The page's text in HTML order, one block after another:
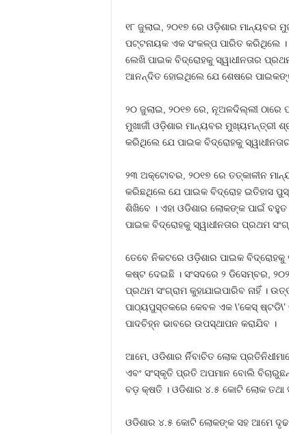
୧୮ ଜୁଲାଇ, ୨୦୧୭ ରେ ଓଡ଼ିଶାର ମାନ୍ୟବର
ପଟ୍ଟନାୟକ ଏକ ସଂକଳ୍ପ ପାରିତ କରିଥିଲେ ।
ଲେଖି ପାଇକ ବିଦ୍ରୋହକୁ ସ୍ୱାଧୀନତାର
ଆନନ୍ଦିତ ହୋଇଥିଲେ ଯେ ଶେଷରେ
୨୦ ଜୁଲାଇ, ୨୦୧୭ ରେ, ନୂଅଳଦିଲ୍ଲୀ ଠାରେ
ମୁଖାର୍ଜୀ ଓଡ଼ିଶାର ମାନ୍ୟବର
କରିଥିଲେ ଯେ ପାଇକ ବିଦ୍ରୋହକୁ
୨୩ ଅକ୍ଟୋବର, ୨୦୧୭ ରେ ତତ୍କାଳୀନ
କରିଛଥିଲେ ଯେ ପାଇକ ବିଦ୍ରୋହ ଇତିହାସ
ଶିଖିବେ । ଏହା ଓଡିଶାର ଲୋକଙ୍କ ପାଇଁ
ପାଇକ ବିଦ୍ରୋହକୁ ସ୍ୱାଧୀନତାର ପ୍ରଥମ
ତେବେ ନିକଟରେ ଓଡ଼ିଶାର ପାଇକ ବିଦ୍ରୋହକୁ
କଷ୍ଟ ଦେଇଛି । ସଂସଦରେ ୨ ଡିସେମ୍ବର,
ପ୍ରଥମ ସଂଗ୍ରାମ କୁହାଯାଇପାରିବ ନାହିଁ
ପାଠ୍ୟପୁସ୍ତକରେ କେବଳ ଏକ \’କେସ୍ ଷ୍ଟଡି\’
ପାଦଚିହ୍ନ ଭାବରେ ଉପସ୍ଥାପନ କରାଯିବ ।
ଆମେ, ଓଡିଶାର ର୍ନିବାଚିତ ଲୋକ
ଏବଂ ସଂସ୍କୃତି ପ୍ରତି ଅପମାନ ବୋଲି
ବଡ଼ କ୍ଷତି । ଓଡିଶାର ୪.୫ କୋଟି ଲୋକ
ଓଡିଶାର ୪.୫ କୋଟି ଲୋକଙ୍କ ସହ ଆମେ ଦୃଢ